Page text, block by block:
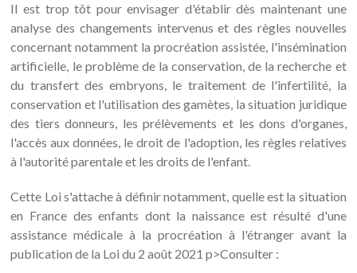
Il est trop tôt pour envisager d'établir dès maintenant une
analyse des changements intervenus et des règles nouvelles
concernant notamment la procréation assistée, l'insémination
artificielle, le problème de la conservation, de la recherche et
du transfert des embryons, le traitement de l'infertilité, la
conservation et l'utilisation des gamètes, la situation juridique
des tiers donneurs, les prélèvements et les dons d'organes,
l'accès aux données, le droit de l'adoption, les règles relatives
à l'autorité parentale et les droits de l'enfant.
Cette Loi s'attache à définir notamment, quelle est la situation
en France des enfants dont la naissance est résulté d'une
assistance médicale à la procréation à l'étranger avant la
publication de la Loi du 2 août 2021 p>Consulter :